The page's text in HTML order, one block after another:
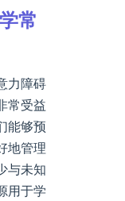
常
力障碍
常受益
能够预
地管理
与未知
用于学